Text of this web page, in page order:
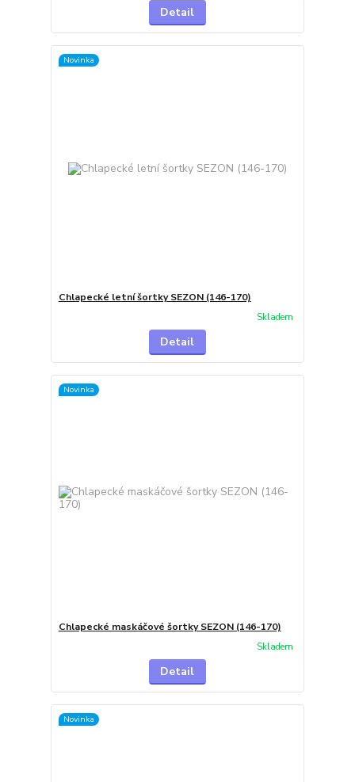
Detail
Novinka
Chlapecké letní šortky SEZON (146-170)
Skladem
Detail
Novinka
Chlapecké maskáčové šortky SEZON (146-170)
Skladem
Detail
Novinka